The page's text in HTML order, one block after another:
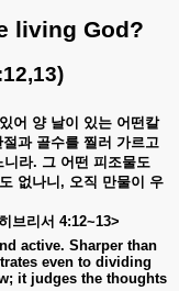
living God?
있어 양 날이 있는 어떤칼
절과 골수를 찔러 가르고
니라. 그 어떤 피조물도
없나니, 오직 만물이 우
브리서 4:12~13>
active. Sharper than
even to dividing
it judges the thoughts